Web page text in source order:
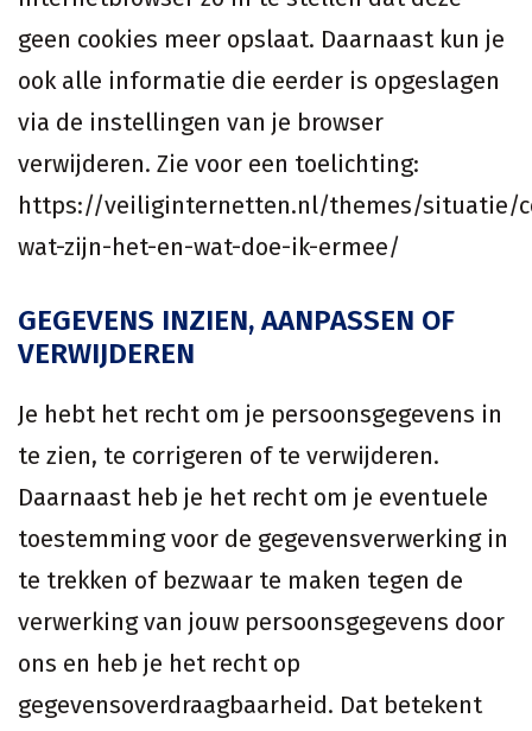
geen cookies meer opslaat. Daarnaast kun je
ook alle informatie die eerder is opgeslagen
via de instellingen van je browser
verwijderen. Zie voor een toelichting:
https://veiliginternetten.nl/themes/situatie/
wat-zijn-het-en-wat-doe-ik-ermee/
GEGEVENS INZIEN, AANPASSEN OF
VERWIJDEREN
Je hebt het recht om je persoonsgegevens in
te zien, te corrigeren of te verwijderen.
Daarnaast heb je het recht om je eventuele
toestemming voor de gegevensverwerking in
te trekken of bezwaar te maken tegen de
verwerking van jouw persoonsgegevens door
ons en heb je het recht op
gegevensoverdraagbaarheid. Dat betekent